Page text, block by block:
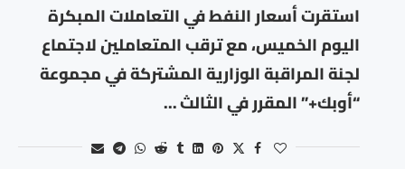
استقرت أسعار النفط في التعاملات المبكرة
اليوم الخميس، مع ترقب المتعاملين لاجتماع
لجنة المراقبة الوزارية المشتركة في مجموعة
“أوبك+” المقرر في الثالث …